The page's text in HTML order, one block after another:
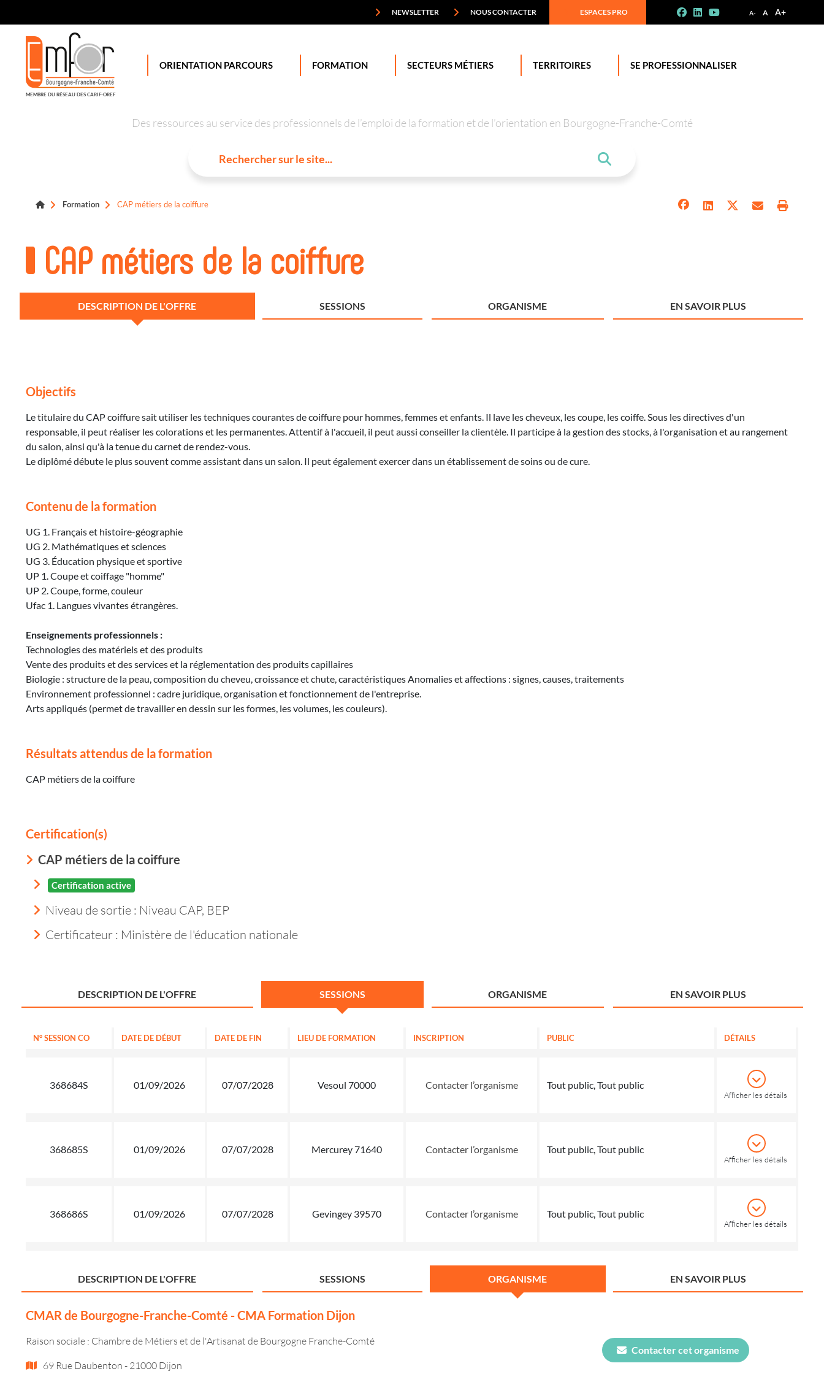
A- A A+
NEWSLETTER NOUS CONTACTER ESPACES PRO
MEMBRE DU RÉSEAU DES CARIF-OREF
ORIENTATION PARCOURS FORMATION SECTEURS MÉTIERS TERRITOIRES SE PROFESSIONNALISER
Des ressources au service des professionnels de l’emploi de la formation et de l’orientation en Bourgogne-Franche-Comté
Formation CAP métiers de la coiffure
CAP métiers de la coiffure
DESCRIPTION DE L'OFFRE SESSIONS ORGANISME EN SAVOIR PLUS
Objectifs
Le titulaire du CAP coiffure sait utiliser les techniques courantes de coiffure pour hommes, femmes et enfants. Il lave les cheveux, les coupe, les coiffe. Sous les directives d'un
responsable, il peut réaliser les colorations et les permanentes. Attentif à l'accueil, il peut aussi conseiller la clientèle. Il participe à la gestion des stocks, à l'organisation et au rangement
du salon, ainsi qu'à la tenue du carnet de rendez-vous.
Le diplômé débute le plus souvent comme assistant dans un salon. Il peut également exercer dans un établissement de soins ou de cure.
Contenu de la formation
UG 1. Français et histoire-géographie
UG 2. Mathématiques et sciences
UG 3. Éducation physique et sportive
UP 1. Coupe et coiffage "homme"
UP 2. Coupe, forme, couleur
Ufac 1. Langues vivantes étrangères.
Enseignements professionnels :
Technologies des matériels et des produits
Vente des produits et des services et la réglementation des produits capillaires
Biologie : structure de la peau, composition du cheveu, croissance et chute, caractéristiques Anomalies et affections : signes, causes, traitements
Environnement professionnel : cadre juridique, organisation et fonctionnement de l'entreprise.
Arts appliqués (permet de travailler en dessin sur les formes, les volumes, les couleurs).
Résultats attendus de la formation
CAP métiers de la coiffure
Certification(s)
CAP métiers de la coiffure
Certification active
Niveau de sortie : Niveau CAP, BEP
Certificateur : Ministère de l'éducation nationale
DESCRIPTION DE L'OFFRE SESSIONS ORGANISME EN SAVOIR PLUS
N° SESSION CO DATE DE DÉBUT DATE DE FIN LIEU DE FORMATION INSCRIPTION PUBLIC DÉTAILS
368684S 01/09/2026 07/07/2028 Vesoul 70000 Contacter l’organisme Tout public, Tout public
Afficher les détails
368685S 01/09/2026 07/07/2028 Mercurey 71640 Contacter l’organisme Tout public, Tout public
Afficher les détails
368686S 01/09/2026 07/07/2028 Gevingey 39570 Contacter l’organisme Tout public, Tout public
Afficher les détails
DESCRIPTION DE L'OFFRE SESSIONS ORGANISME EN SAVOIR PLUS
CMAR de Bourgogne-Franche-Comté - CMA Formation Dijon
Raison sociale : Chambre de Métiers et de l'Artisanat de Bourgogne Franche-Comté
69 Rue Daubenton - 21000 Dijon
Contacter cet organisme